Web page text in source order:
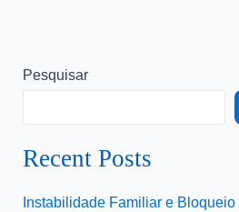
Pesquisar
Recent Posts
Instabilidade Familiar e